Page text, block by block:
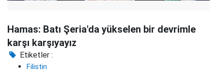
Hamas: Batı Şeria'da yükselen bir devrimle
karşı karşıyayız
Etiketler :
Filistin